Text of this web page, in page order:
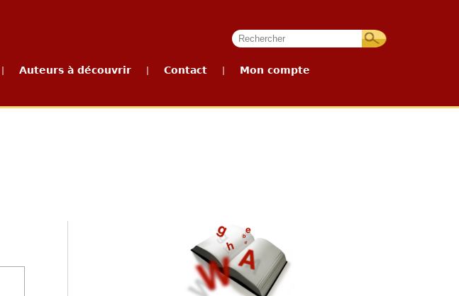
Auteurs à découvrir Contact Mon compte